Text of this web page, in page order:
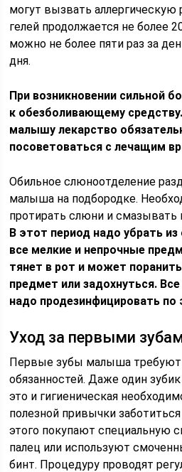
могут вызвать
гелей продолжается не более
можно не более пяти раз за
дня.
При возникновении сильной
к обезболивающему
малышу лекарство
посоветоваться с лечащим
Обильное слюноотделение
малыша на подбородке.
протирать слюни и
В этот период надо убрать
все мелкие и непрочные
тянет в рот и может
предмет или задохнуться.
надо продезинфицировать по
Уход за первыми
Первые зубы малыша требуют
обязанностей. Даже один
это и гигиеническая
полезной привычки
этого покупают специальную
палец или используют
бинт. Процедуру проводят